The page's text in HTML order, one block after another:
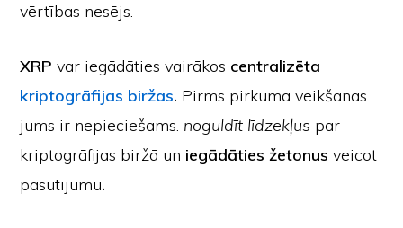
vērtības nesējs.
XRPvar iegādāties vairākos centralizēta
kriptogrāfijas biržas. Pirms pirkuma veikšanas
jums ir nepieciešams. noguldīt līdzekļus par
kriptogrāfijas biržā un iegādāties žetonus veicot
pasūtījumu.